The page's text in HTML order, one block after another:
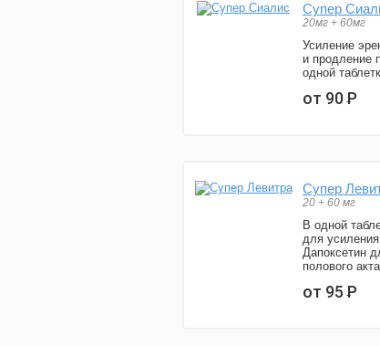
Супер
20мг + 60мг
Усиление
и продление
одной
от 90Р
Супер
20 + 60 мг
В одной
для
Дапоксетин
полового
от 95Р